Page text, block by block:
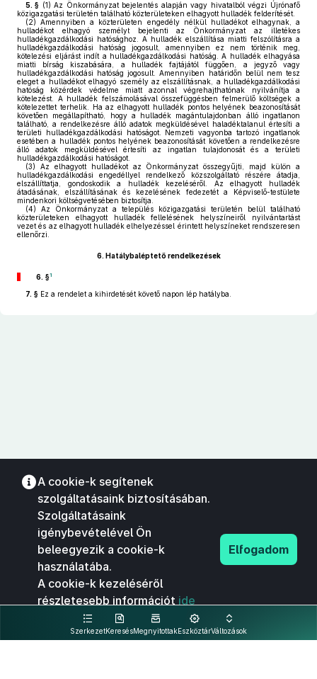
5. § (1) Az Önkormányzat bejelentés alapján vagy hivatalból végzi Újrónafő
közigazgatási területén található közterületeken elhagyott hulladék felderítését.
(2) Amennyiben a közterületen engedély nélkül hulladékot elhagynak, a
hulladékot elhagyó személyt bejelenti az Önkormányzat az illetékes
hulladékgazdálkodási hatósághoz. A hulladék elszállítása miatti felszólításra a
hulladékgazdálkodási hatóság jogosult, amennyiben ez nem történik meg,
kötelezési eljárást indít a hulladékgazdálkodási hatóság. A hulladék elhagyása
miatti bírság kiszabására, a hulladék fajtájától függően, a jegyző vagy
hulladékgazdálkodási hatóság jogosult. Amennyiben határidőn belül nem tesz
eleget a hulladékot elhagyó személy az elszállításnak, a hulladékgazdálkodási
hatóság közérdek védelme miatt azonnal végrehajthatónak nyilvánítja a
kötelezést. A hulladék felszámolásával összefüggésben felmerülő költségek a
kötelezettet terhelik. Ha az elhagyott hulladék pontos helyének beazonosítását
követően megállapítható, hogy a hulladék magántulajdonban álló ingatlanon
található, a rendelkezésre álló adatok megküldésével haladéktalanul értesíti a
területi hulladékgazdálkodási hatóságot. Nemzeti vagyonba tartozó ingatlanok
esetében a hulladék pontos helyének beazonosítását követően a rendelkezésre
álló adatok megküldésével értesíti az ingatlan tulajdonosát és a területi
hulladékgazdálkodási hatóságot.
(3) Az elhagyott hulladékot az Önkormányzat összegyűjti, majd külön a
hulladékgazdálkodási engedéllyel rendelkező közszolgáltató részére átadja,
elszállíttatja, gondoskodik a hulladék kezeléséről. Az elhagyott hulladék
átadásának, elszállításának és kezelésének fedezetét a Képviselő-testülete
mindenkori költségvetésében biztosítja.
(4) Az Önkormányzat a település közigazgatási területén belül található
közterületeken elhagyott hulladék fellelésének helyszíneiről nyilvántartást
vezet és az elhagyott hulladék elhelyezéssel érintett helyszíneket rendszeresen
ellenőrzi.
6. Hatálybaléptető rendelkezések
6. §1
7. § Ez a rendelet a kihirdetését követő napon lép hatályba.
SzerkezetKeresésMegnyitottakEszköztárVáltozások
A cookie-k segítenek
szolgáltatásaink biztosításában.
Szolgáltatásaink
igénybevételével Ön
beleegyezik a cookie-k
használatába.
A cookie-k kezeléséről
részletesebb információt ide
kattintva olvashat.
Elfogadom